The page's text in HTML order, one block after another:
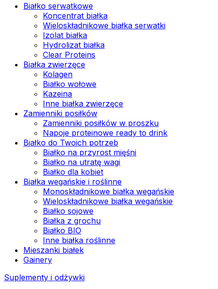
Białko serwatkowe
Koncentrat białka
Wieloskładnikowe białka serwatki
Izolat białka
Hydrolizat białka
Clear Proteins
Białka zwierzęce
Kolagen
Białko wołowe
Kazeina
Inne białka zwierzęce
Zamienniki posiłków
Zamienniki posiłków w proszku
Napoje proteinowe ready to drink
Białko do Twoich potrzeb
Białko na przyrost mięśni
Białko na utratę wagi
Białko dla kobiet
Białka wegańskie i roślinne
Monoskładnikowe białka wegańskie
Wieloskładnikowe białka wegańskie
Białko sojowe
Białka z grochu
Białko BIO
Inne białka roślinne
Mieszanki białek
Gainery
Suplementy i odżywki